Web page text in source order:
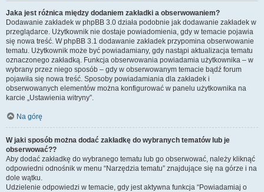
Jaka jest różnica między dodaniem zakładki a obserwowaniem?
Dodawanie zakładek w phpBB 3.0 działa podobnie jak dodawanie zakładek w
przeglądarce. Użytkownik nie dostaje powiadomienia, gdy w temacie pojawia
się nowa treść. W phpBB 3.1 dodawanie zakładek przypomina obserwowanie
tematu. Użytkownik może być powiadamiany, gdy nastąpi aktualizacja tematu
oznaczonego zakładką. Funkcja obserwowania powiadamia użytkownika – w
wybrany przez niego sposób – gdy w obserwowanym temacie bądź forum
pojawiła się nowa treść. Sposoby powiadamiania dla zakładek i
obserwowanych elementów można konfigurować w panelu użytkownika na
karcie „Ustawienia witryny”.
Na górę
W jaki sposób można dodać zakładkę do wybranych tematów lub je
obserwować??
Aby dodać zakładkę do wybranego tematu lub go obserwować, należy kliknąć
odpowiedni odnośnik w menu “Narzędzia tematu” znajdujące się na górze i na
dole wątku.
Udzielenie odpowiedzi w temacie, gdy jest aktywna funkcja “Powiadamiaj o